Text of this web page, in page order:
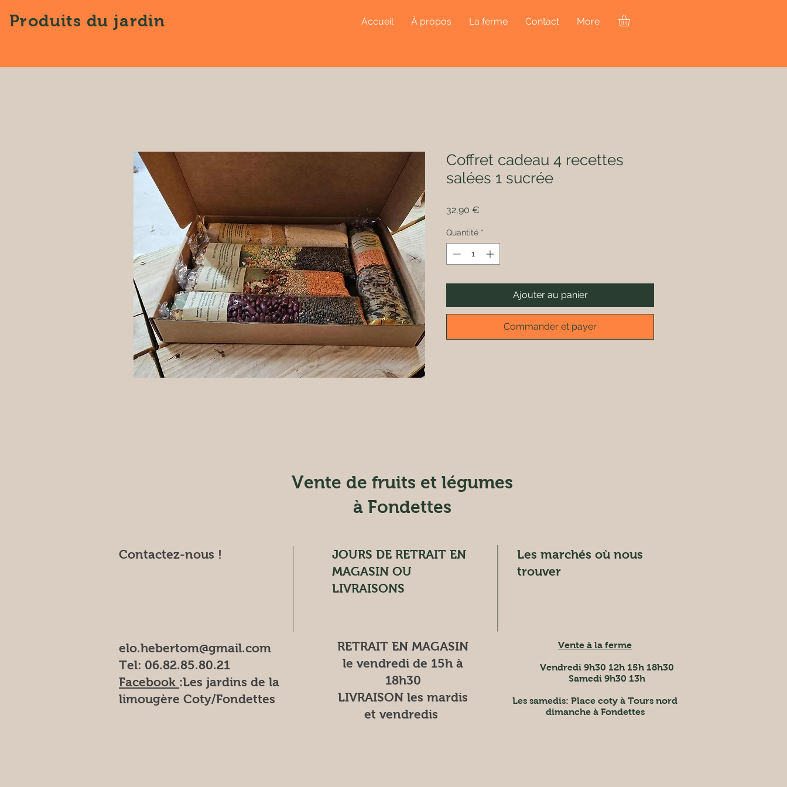
Produits du jardin Accueil À propos La ferme Contact More
Coffret cadeau 4 recettes
salées 1 sucrée
32,90 €
Quantité *
Ajouter au panier
Commander et payer
Vente de fruits et légumes
à Fondettes
Contactez-nous !
Les marchés où nous
trouver
JOURS DE RETRAIT EN
MAGASIN OU
LIVRAISONS
elo.hebertom@gmail.com
Tel: 06.82.85.80.21
Facebook :Les jardins de la
limougère Coty/Fondettes
RETRAIT EN MAGASIN
le vendredi de 15h à
18h30
LIVRAISON les mardis
et vendredis
Vente à la ferme
Vendredi 9h30 12h 15h 18h30
Samedi 9h30 13h
Les samedis: Place coty à Tours nord
dimanche à Fondettes